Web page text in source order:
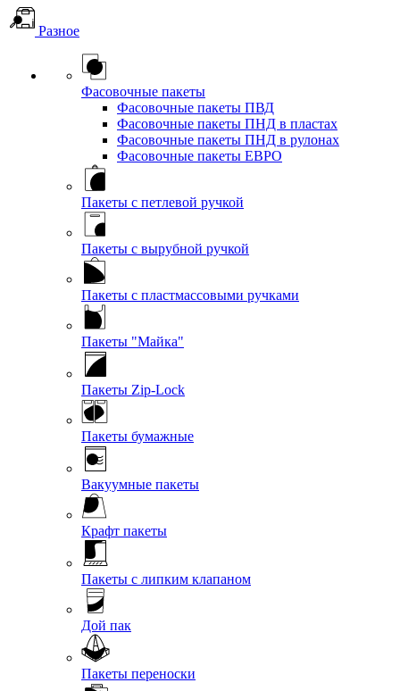
Разное
Фасовочные пакеты
Фасовочные пакеты ПВД
Фасовочные пакеты ПНД в пластах
Фасовочные пакеты ПНД в рулонах
Фасовочные пакеты ЕВРО
Пакеты с петлевой ручкой
Пакеты с вырубной ручкой
Пакеты с пластмассовыми ручками
Пакеты "Майка"
Пакеты Zip-Lock
Пакеты бумажные
Вакуумные пакеты
Крафт пакеты
Пакеты с липким клапаном
Дой пак
Пакеты переноски